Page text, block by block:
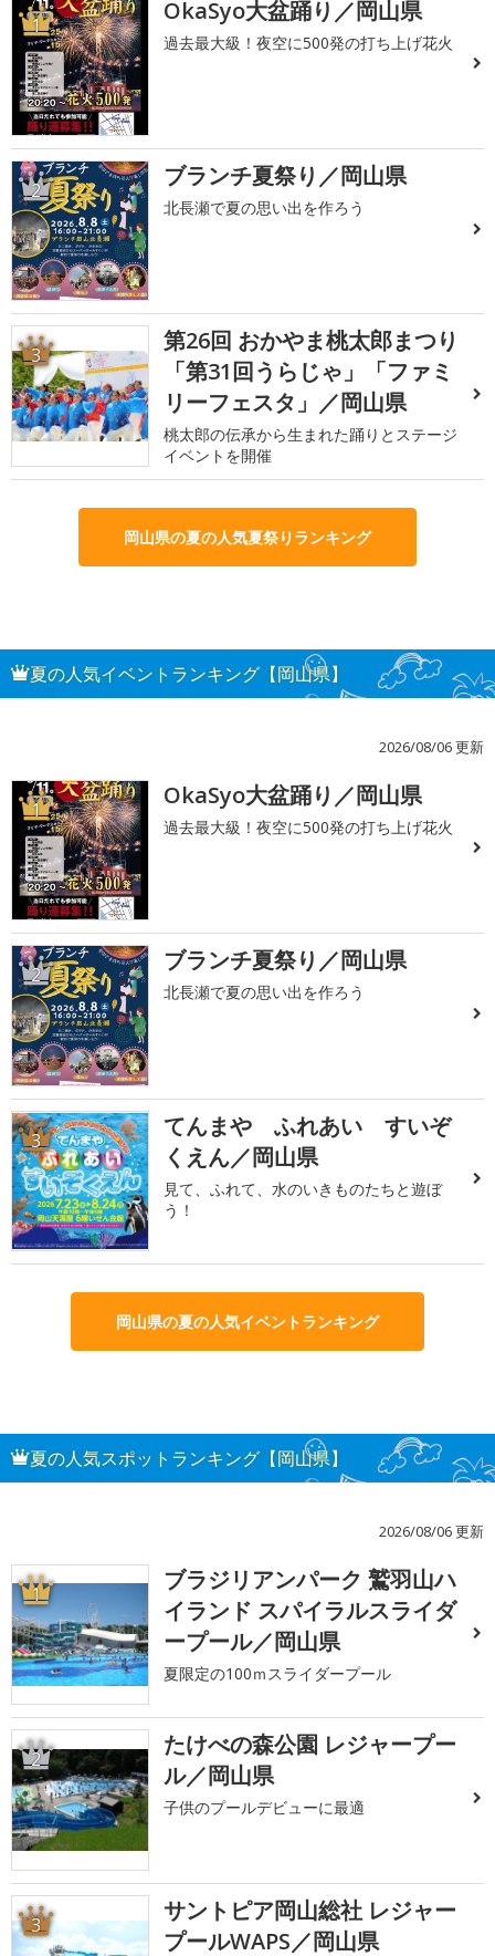
1 OkaSyo大盆踊り／岡山県
過去最大級！夜空に500発の打ち上げ花火
2 ブランチ夏祭り／岡山県
北長瀬で夏の思い出を作ろう
3
第26回 おかやま桃太郎まつり
「第31回うらじゃ」「ファミ
リーフェスタ」／岡山県
桃太郎の伝承から生まれた踊りとステージ
イベントを開催
岡山県の夏の人気夏祭りランキング
夏の人気イベントランキング【岡山県】
2026/08/06 更新
1 OkaSyo大盆踊り／岡山県
過去最大級！夜空に500発の打ち上げ花火
2 ブランチ夏祭り／岡山県
北長瀬で夏の思い出を作ろう
3
てんまや ふれあい すいぞ
くえん／岡山県
見て、ふれて、水のいきものたちと遊ぼ
う！
岡山県の夏の人気イベントランキング
夏の人気スポットランキング【岡山県】
2026/08/06 更新
1
ブラジリアンパーク 鷲羽山ハ
イランド スパイラルスライダ
ープール／岡山県
夏限定の100ｍスライダープール
2
たけべの森公園 レジャープー
ル／岡山県
子供のプールデビューに最適
3
サントピア岡山総社 レジャー
プールWAPS／岡山県